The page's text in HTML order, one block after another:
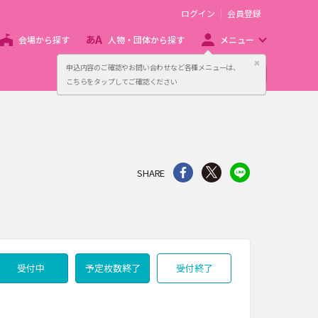
申込内容のご確認やお問い合わせなど各種メニューは、
こちらをタップしてご確認ください
閉じる
ログイン 会員登録
会場から探す 人物・団体から探す メニュー
主催者向け販売サービス
SHARE シェア Twitter
受付中 予定枚数終了 受付終了